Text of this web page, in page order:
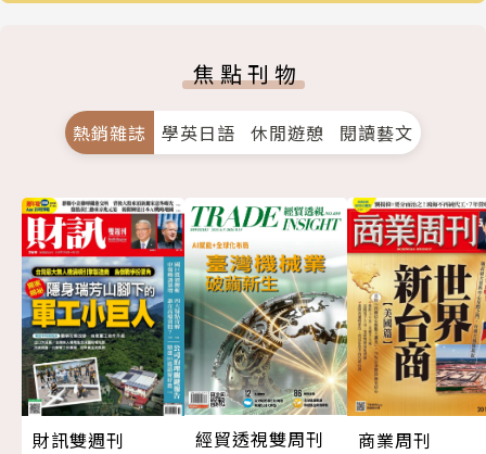
焦點刊物
熱銷雜誌 學英日語 休閒遊憩 閱讀藝文
財訊雙週刊
經貿透視雙周刊
商業周刊